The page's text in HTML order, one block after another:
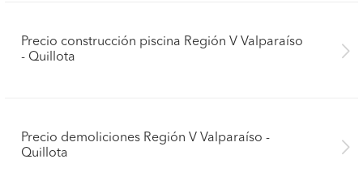
Precio construcción piscina Región V Valparaíso
- Quillota
Precio demoliciones Región V Valparaíso -
Quillota